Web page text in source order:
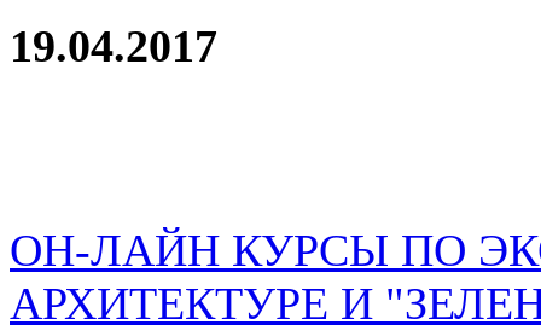
19.04.2017
ОН-ЛАЙН КУРСЫ ПО
АРХИТЕКТУРЕ И